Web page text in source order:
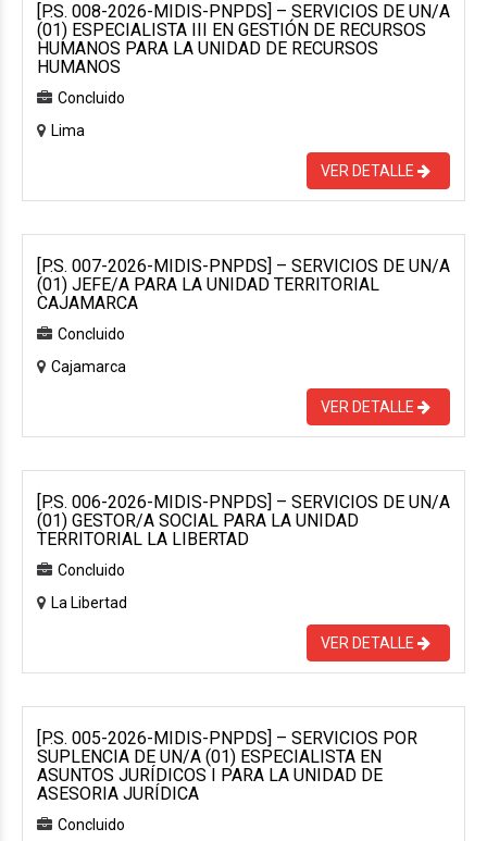
[P.S. 008-2026-MIDIS-PNPDS] – SERVICIOS DE UN/A
(01) ESPECIALISTA III EN GESTIÓN DE RECURSOS
HUMANOS PARA LA UNIDAD DE RECURSOS
HUMANOS
Concluido
Lima
VER DETALLE
[P.S. 007-2026-MIDIS-PNPDS] – SERVICIOS DE UN/A
(01) JEFE/A PARA LA UNIDAD TERRITORIAL
CAJAMARCA
Concluido
Cajamarca
VER DETALLE
[P.S. 006-2026-MIDIS-PNPDS] – SERVICIOS DE UN/A
(01) GESTOR/A SOCIAL PARA LA UNIDAD
TERRITORIAL LA LIBERTAD
Concluido
La Libertad
VER DETALLE
[P.S. 005-2026-MIDIS-PNPDS] – SERVICIOS POR
SUPLENCIA DE UN/A (01) ESPECIALISTA EN
ASUNTOS JURÍDICOS I PARA LA UNIDAD DE
ASESORIA JURÍDICA
Concluido